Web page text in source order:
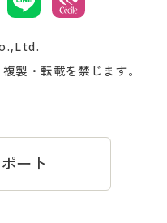
社案内
イトマップ
お支払は
れの場合
製・転載を禁じます。
ート